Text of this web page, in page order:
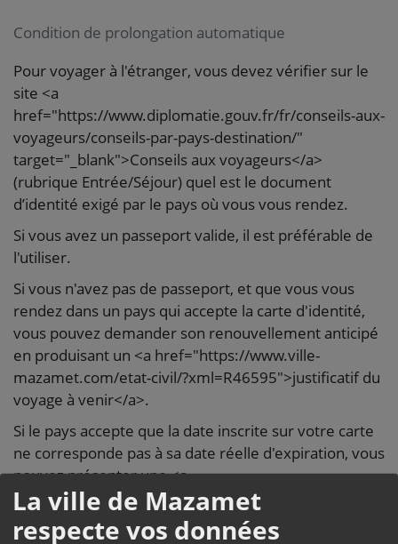
La ville de Mazamet
respecte vos données
Condition de prolongation automatique
Pour voyager à l'étranger, vous devez vérifier sur le
site <a
href="https://www.diplomatie.gouv.fr/fr/conseils-aux-
voyageurs/conseils-par-pays-destination/"
target="_blank">Conseils aux voyageurs</a>
(rubrique Entrée/Séjour) quel est le document
d’identité exigé par le pays où vous vous rendez.
Si vous avez un passeport valide, il est préférable de
l'utiliser.
Si vous n'avez pas de passeport, et que vous vous
rendez dans un pays qui accepte la carte d'identité,
vous pouvez demander son renouvellement anticipé
en produisant un <a href="https://www.ville-
mazamet.com/etat-civil/?xml=R46595">justificatif du
voyage à venir</a>.
Si le pays accepte que la date inscrite sur votre carte
ne corresponde pas à sa date réelle d'expiration, vous
pouvez présenter une <a
href="https://www.interieur.gouv.fr/Archives/Archives-
des-actualites/2014-Actualites/Duree-de-validite-de-